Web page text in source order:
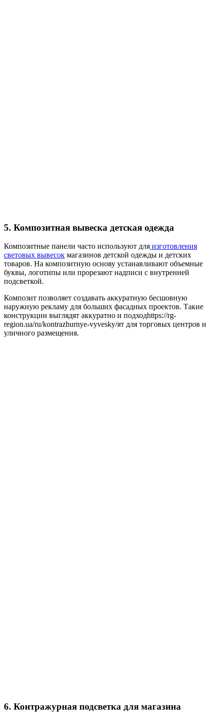
5. Композитная вывеска детская одежда
Композитные панели часто используют для изготовления
световых вывесок магазинов детской одежды и детских
товаров. На композитную основу устанавливают объемные
буквы, логотипы или прорезают надписи с внутренней
подсветкой.
Композит позволяет создавать аккуратную бесшовную
наружную рекламу для больших фасадных проектов. Такие
конструкции выглядят аккуратно и подходhttps://rg-
region.ua/ru/kontrazhurnye-vyvesky/ят для торговых центров и
уличного размещения.
6. Контражурная подсветка для магазина